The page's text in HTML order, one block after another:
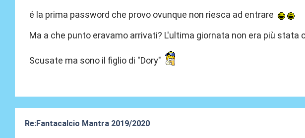
é la prima password che provo ovunque non riesca ad entrare
Ma a che punto eravamo arrivati? L'ultima giornata non era più stata
Scusate ma sono il figlio di "Dory"
Re:Fantacalcio Mantra 2019/2020